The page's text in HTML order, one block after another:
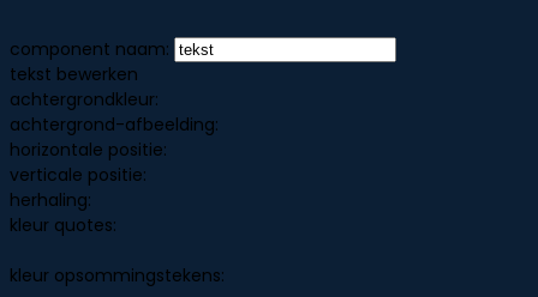
component naam:
tekst bewerken
achtergrondkleur:
achtergrond-afbeelding:
horizontale positie:
verticale positie:
herhaling:
kleur quotes:
kleur opsommingstekens: